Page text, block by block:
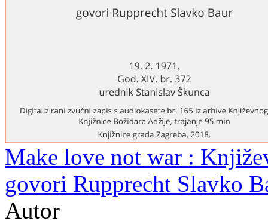
Make love not war :
govori Rupprecht Slavko
Autor